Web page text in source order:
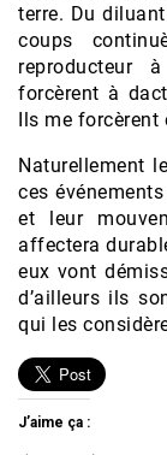
terre. Du
coups
reproducteur
forcèrent à
Ils me forcèrent
Naturellement
ces
et leur
affectera
eux vont
d’ailleurs ils
qui les
J’aime ça :